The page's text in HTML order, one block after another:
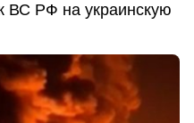
ВС РФ на украинскую